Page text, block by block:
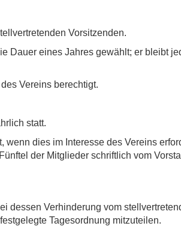
Vorsitzenden.
Dauer eines Jahres gewählt; er bleibt
Vereins berechtigt.
statt.
dies im Interesse des Vereins
der Mitglieder schriftlich vom
dessen Verhinderung vom
Tagesordnung mitzuteilen.